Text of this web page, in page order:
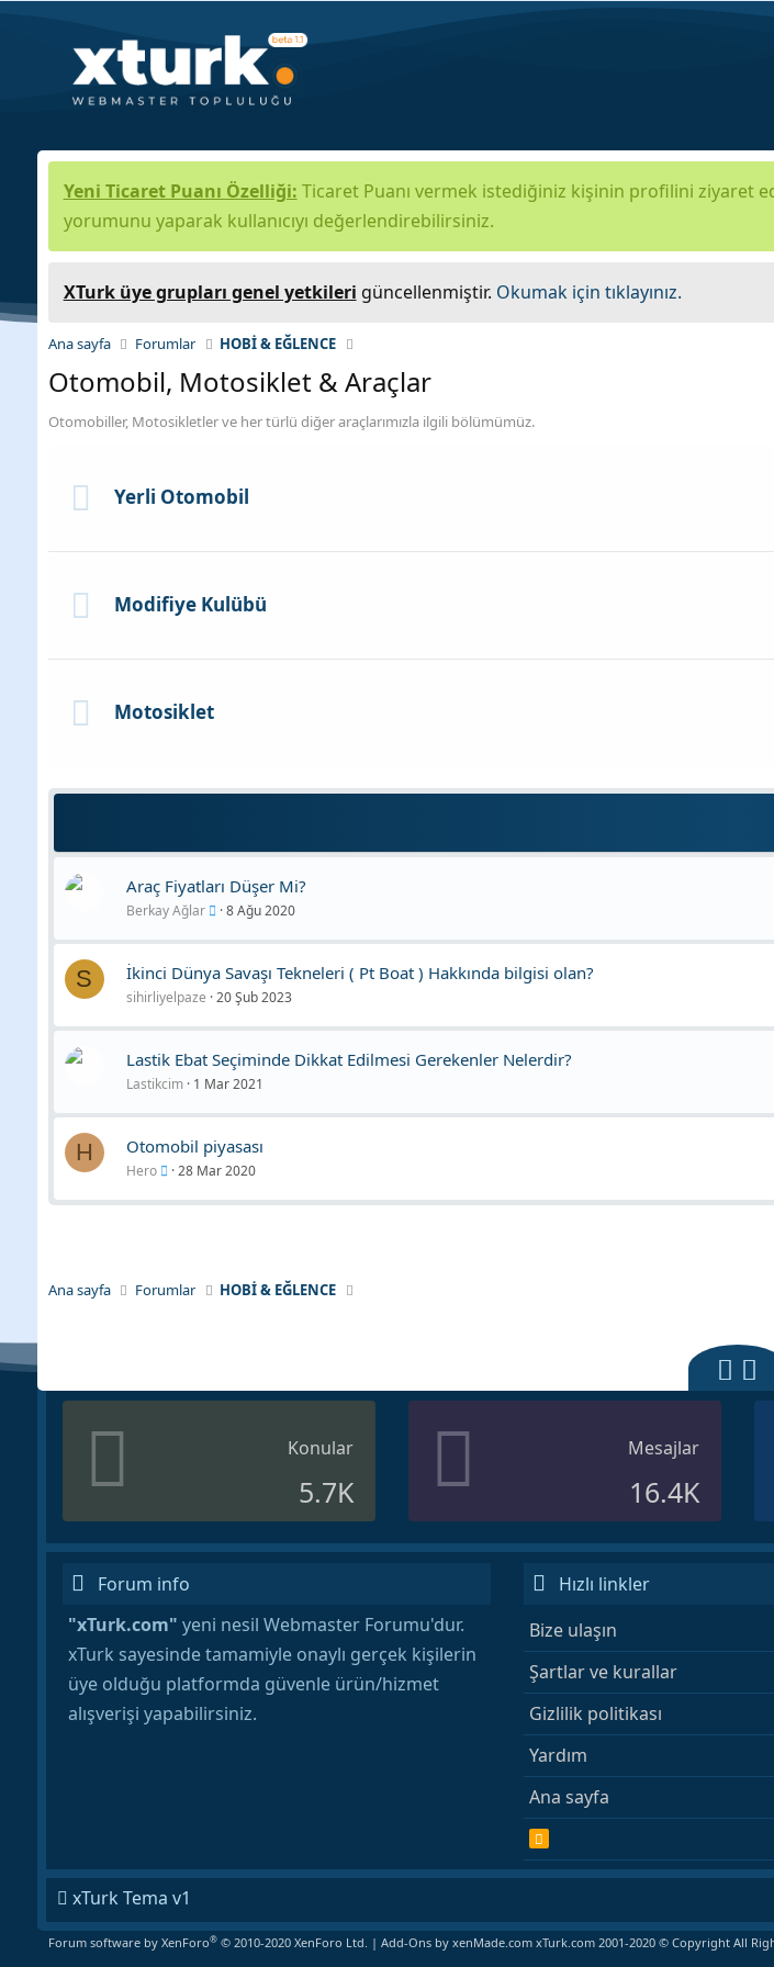
Yeni Ticaret Puanı Özelliği: Ticaret Puanı vermek istediğiniz kişinin profilini ziyaret
yorumunu yaparak kullanıcıyı değerlendirebilirsiniz.
XTurk üye grupları genel yetkileri güncellenmiştir. Okumak için tıklayınız.
Ana sayfa Forumlar HOBİ & EĞLENCE
Otomobil, Motosiklet & Araçlar
Otomobiller, Motosikletler ve her türlü diğer araçlarımızla ilgili bölümümüz.
Yerli Otomobil
Modifiye Kulübü
Motosiklet
Araç Fiyatları Düşer Mi?
Berkay Ağlar 8 Ağu 2020
S İkinci Dünya Savaşı Tekneleri ( Pt Boat ) Hakkında bilgisi olan?
sihirliyelpaze 20 Şub 2023
Lastik Ebat Seçiminde Dikkat Edilmesi Gerekenler Nelerdir?
Lastikcim 1 Mar 2021
H Otomobil piyasası
Hero 28 Mar 2020
Ana sayfa Forumlar HOBİ & EĞLENCE
Konular
5.7K
Mesajlar
16.4K
Forum info
"xTurk.com" yeni nesil Webmaster Forumu'dur.
xTurk sayesinde tamamiyle onaylı gerçek kişilerin
üye olduğu platformda güvenle ürün/hizmet
alışverişi yapabilirsiniz.
Hızlı linkler
Bize ulaşın
Şartlar ve kurallar
Gizlilik politikası
Yardım
Ana sayfa
R
S
S
xTurk Tema v1
Forum software by XenForo® © 2010-2020 XenForo Ltd. | Add-Onsby xenMade.com xTurk.com 2001-2020 © Copyright All